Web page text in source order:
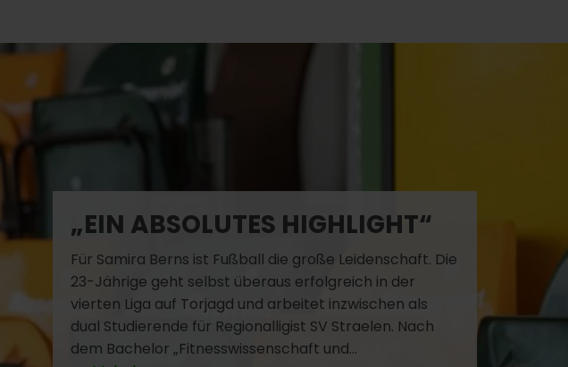
„EIN ABSOLUTES HIGHLIGHT“
Für Samira Berns ist Fußball die große Leidenschaft. Die
23-Jährige geht selbst überaus erfolgreich in der
vierten Liga auf Torjagd und arbeitet inzwischen als
dual Studierende für Regionalligist SV Straelen. Nach
dem Bachelor „Fitnesswissenschaft und